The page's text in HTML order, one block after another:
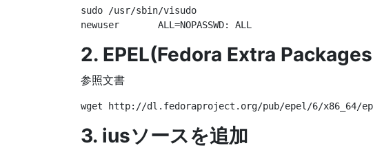
sudo /usr/sbin/visudo
2. EPEL(Fedora Extra
参照文書
3. iusソースを追加